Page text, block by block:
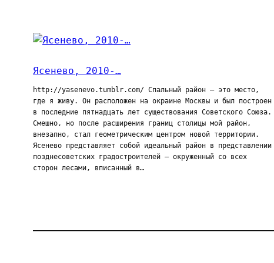
Ясенево, 2010-…
http://yasenevo.tumblr.com/ Спальный район — это место,
где я живу. Он расположен на окраине Москвы и был построен
в последние пятнадцать лет существования Советского Союза.
Смешно, но после расширения границ столицы мой район,
внезапно, стал геометрическим центром новой территории.
Ясенево представляет собой идеальный район в представлении
позднесоветских градостроителей — окруженный со всех
сторон лесами, вписанный в…